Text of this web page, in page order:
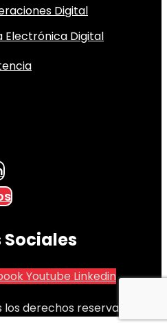
Digital
Electrónica Digital
Sociales
Youtube Linkedin
derechos reservados.